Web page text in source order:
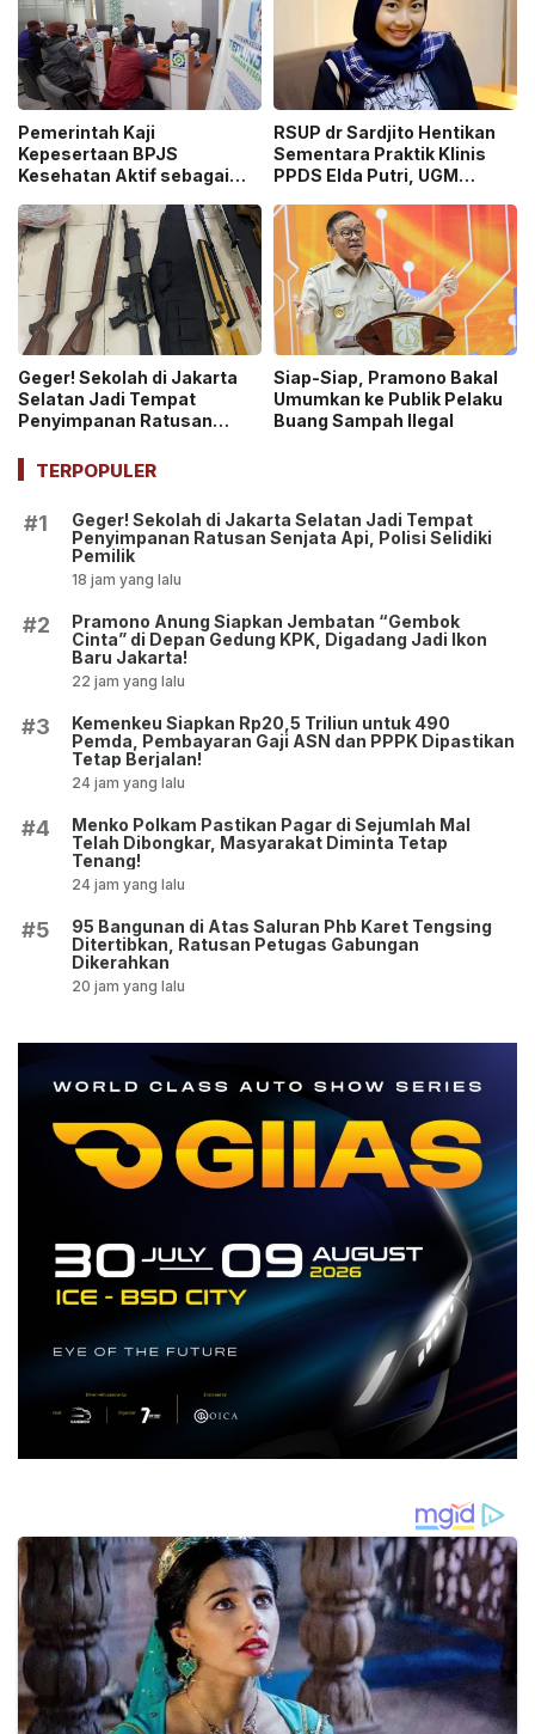
Pemerintah Kaji
Kepesertaan BPJS
Kesehatan Aktif sebagai
hingga SIM!
RSUP dr Sardjito Hentikan
Sementara Praktik Klinis
PPDS Elda Putri, UGM
Geger! Sekolah di Jakarta
Selatan Jadi Tempat
Penyimpanan Ratusan
Pemilik
Siap-Siap, Pramono Bakal
Umumkan ke Publik Pelaku
Buang Sampah Ilegal
TERPOPULER
#1
Geger! Sekolah di Jakarta Selatan Jadi Tempat
Penyimpanan Ratusan Senjata Api, Polisi Selidiki
Pemilik
18 jam yang lalu
#2
Pramono Anung Siapkan Jembatan “Gembok
Cinta” di Depan Gedung KPK, Digadang Jadi Ikon
Baru Jakarta!
22 jam yang lalu
#3
Kemenkeu Siapkan Rp20,5 Triliun untuk 490
Pemda, Pembayaran Gaji ASN dan PPPK Dipastikan
Tetap Berjalan!
24 jam yang lalu
#4
Menko Polkam Pastikan Pagar di Sejumlah Mal
Telah Dibongkar, Masyarakat Diminta Tetap
Tenang!
24 jam yang lalu
#5
95 Bangunan di Atas Saluran Phb Karet Tengsing
Ditertibkan, Ratusan Petugas Gabungan
Dikerahkan
20 jam yang lalu